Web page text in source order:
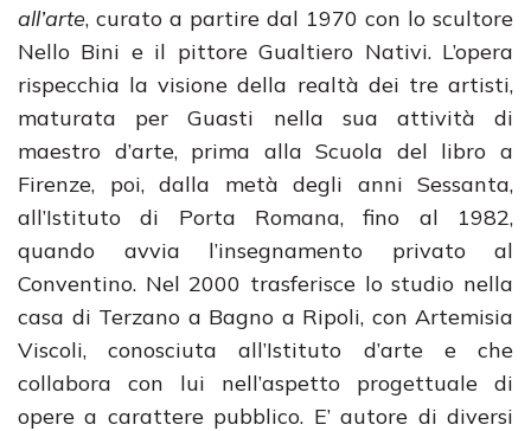
all’arte, curato a partire dal 1970 con lo scultore
Nello Bini e il pittore Gualtiero Nativi. L’opera
rispecchia la visione della realtà dei tre artisti,
maturata per Guasti nella sua attività di
maestro d’arte, prima alla Scuola del libro a
Firenze, poi, dalla metà degli anni Sessanta,
all’Istituto di Porta Romana, fino al 1982,
quando avvia l’insegnamento privato al
Conventino. Nel 2000 trasferisce lo studio nella
casa di Terzano a Bagno a Ripoli, con Artemisia
Viscoli, conosciuta all’Istituto d’arte e che
collabora con lui nell’aspetto progettuale di
opere a carattere pubblico. E’ autore di diversi